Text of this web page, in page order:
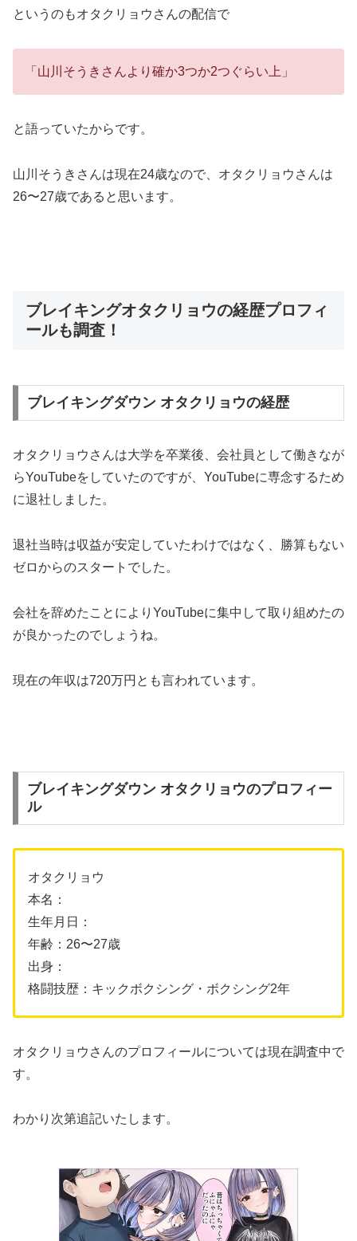
というのもオタクリョウさんの配信で
「山川そうきさんより確か3つか2つぐらい上」
と語っていたからです。
山川そうきさんは現在24歳なので、オタクリョウさんは
26〜27歳であると思います。
ブレイキングオタクリョウの経歴プロフィ
ールも調査！
ブレイキングダウン オタクリョウの経歴
オタクリョウさんは大学を卒業後、会社員として働きなが
らYouTubeをしていたのですが、YouTubeに専念するため
に退社しました。
退社当時は収益が安定していたわけではなく、勝算もない
ゼロからのスタートでした。
会社を辞めたことによりYouTubeに集中して取り組めたの
が良かったのでしょうね。
現在の年収は720万円とも言われています。
ブレイキングダウン オタクリョウのプロフィー
ル
オタクリョウ
本名：
生年月日：
年齢：26〜27歳
出身：
格闘技歴：キックボクシング・ボクシング2年
オタクリョウさんのプロフィールについては現在調査中で
す。
わかり次第追記いたします。